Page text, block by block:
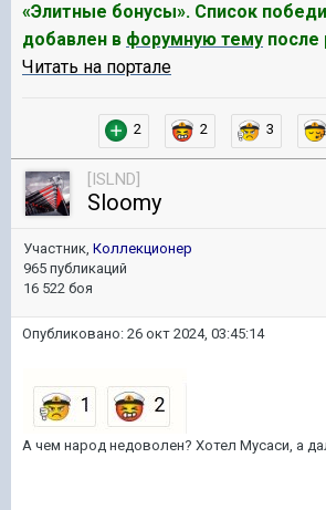
«Элитные бонусы». Список
добавлен в форумную тему
Читать на портале
2 2 3
[ISLND]
Sloomy
Участник, Коллекционер
965 публикаций
16 522 боя
Опубликовано: 26 окт 2024, 03:45:14
А чем народ недоволен? Хотел Мусаси, а